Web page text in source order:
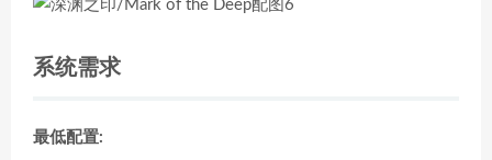
系统需求
最低配置: